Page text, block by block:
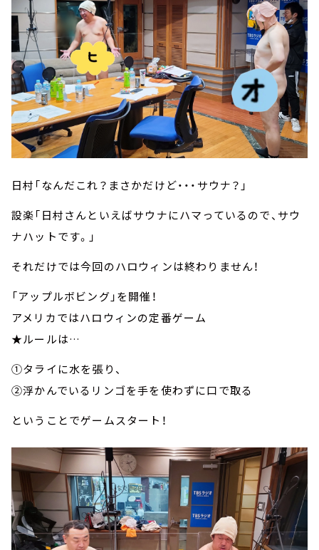
日村「なんだこれ？まさかだけど・・・サウナ？」
設楽「日村さんといえばサウナにハマっているので、サウ
ナハットです。」
それだけでは今回のハロウィンは終わりません！
「アップルボビング」を開催！
アメリカではハロウィンの定番ゲーム
★ルールは…
①タライに水を張り、
②浮かんでいるリンゴを手を使わずに口で取る
ということでゲームスタート！